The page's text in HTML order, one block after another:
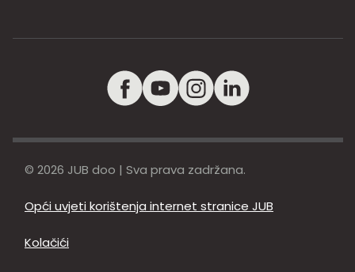
© 2026 JUB doo | Sva prava zadržana.
Opći uvjeti korištenja internet stranice JUB
Kolačići